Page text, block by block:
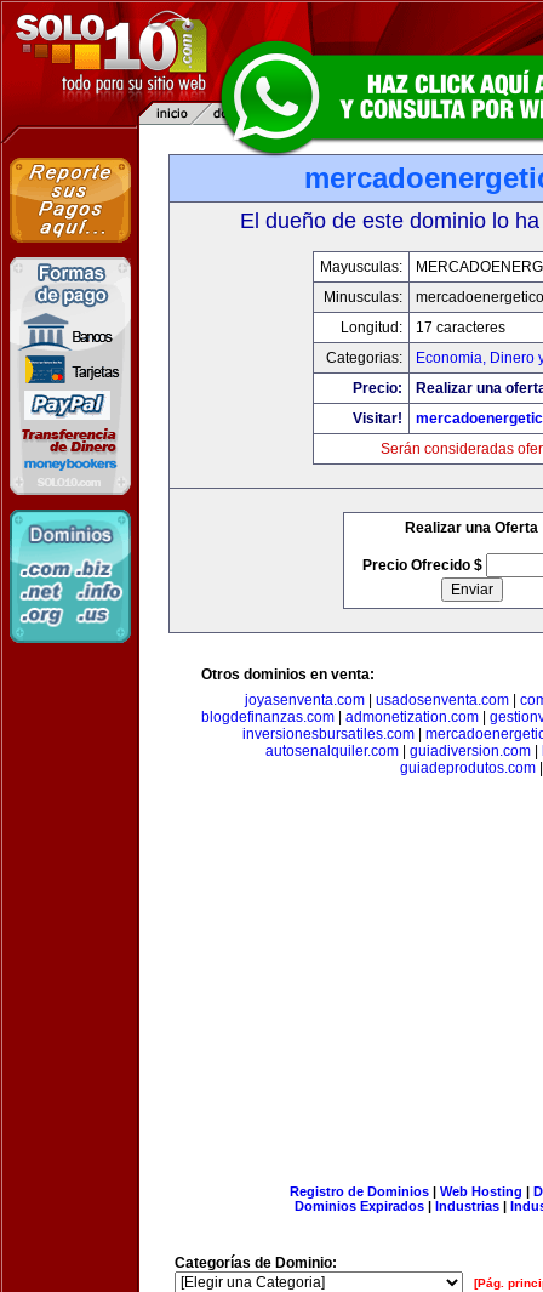
El dueño de este dominio lo
Mayusculas:
Minusculas:
Longitud:
17 caracteres
Categorias:
Economia, Dinero
Precio:
Realizar una
Visitar!
Serán consideradas
Realizar una Oferta
Precio Ofrecido $
Otros dominios en venta:
joyasenventa.com
usadosenventa.com
blogdefinanzas.com
admonetization.com
inversionesbursatiles.com|
autosenalquiler.com| guiadiversion.com|
guiadeprodutos.com
Registro de Dominios| Web Hosting |
Dominios Expirados | Industrias |
Categorías de Dominio:
[Pág.